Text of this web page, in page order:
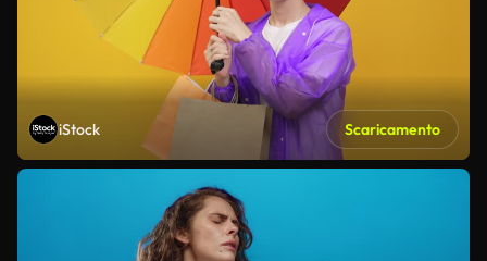
iStock Scaricamento